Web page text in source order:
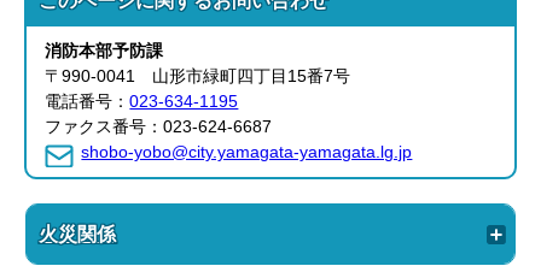
消防本部予防課
〒990-0041 山形市緑町四丁目15番7号
電話番号：023-634-1195
ファクス番号：023-624-6687
shobo-yobo@city.yamagata-yamagata.lg.jp
火災関係